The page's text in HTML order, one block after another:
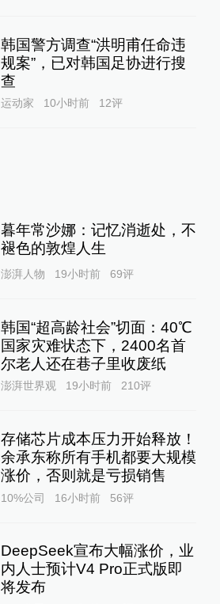
韩国警方调查“洪明甫任命违
规案”，已对韩国足协进行搜
查
运动家 10小时前 12评
暮年常沙娜：记忆消逝处，不
褪色的敦煌人生
澎湃人物 19小时前 69评
韩国“超高龄社会”切面：40℃
国家灾难状态下，2400名首
尔老人还在巷子里收废纸
澎湃世界观 19小时前 210评
存储芯片成本压力开始释放！
余承东称所有手机都要大规模
涨价，否则就是亏损销售
10%公司 16小时前 56评
DeepSeek宣布大幅涨价，业
内人士预计V4 Pro正式版即
将发布